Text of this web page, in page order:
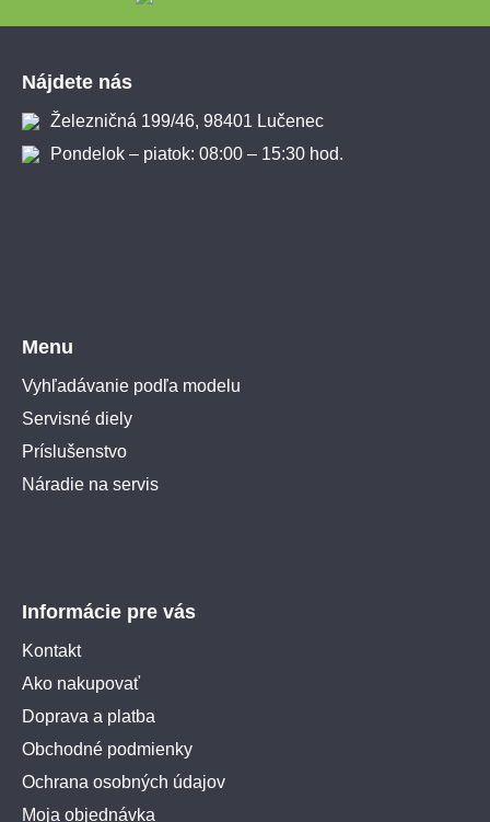
Nájdete nás
Železničná 199/46, 98401 Lučenec
Pondelok – piatok: 08:00 – 15:30 hod.
Menu
Vyhľadávanie podľa modelu
Servisné diely
Príslušenstvo
Náradie na servis
Informácie pre vás
Kontakt
Ako nakupovať
Doprava a platba
Obchodné podmienky
Ochrana osobných údajov
Moja objednávka